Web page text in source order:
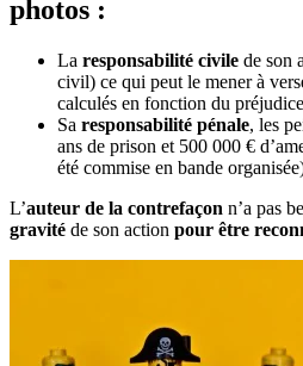
photos :
La responsabilité civile de son
civil) ce qui peut le mener à
calculés en fonction du
Sa responsabilité pénale, les
ans de prison et 500 000 €
été commise en bande
L’auteur de la contrefaçon n’a pas
gravité de son action pour être